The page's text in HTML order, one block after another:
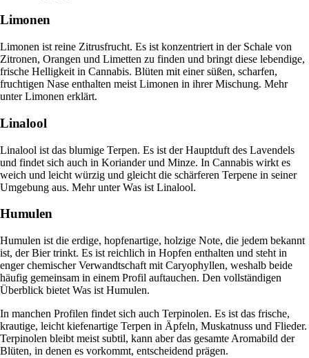
Limonen
Limonen ist reine Zitrusfrucht. Es ist konzentriert in der Schale von
Zitronen, Orangen und Limetten zu finden und bringt diese lebendige,
frische Helligkeit in Cannabis. Blüten mit einer süßen, scharfen,
fruchtigen Nase enthalten meist Limonen in ihrer Mischung. Mehr
unterLimonen erklärt.
Linalool
Linalool ist das blumige Terpen. Es ist der Hauptduft des Lavendels
und findet sich auch in Koriander und Minze. In Cannabis wirkt es
weich und leicht würzig und gleicht die schärferen Terpene in seiner
Umgebung aus. Mehr unterWas ist Linalool.
Humulen
Humulen ist die erdige, hopfenartige, holzige Note, die jedem bekannt
ist, der Bier trinkt. Es ist reichlich in Hopfen enthalten und steht in
enger chemischer Verwandtschaft mit Caryophyllen, weshalb beide
häufig gemeinsam in einem Profil auftauchen. Den vollständigen
Überblick bietet Was ist Humulen.
In manchen Profilen findet sich auch Terpinolen. Es ist das frische,
krautige, leicht kiefenartige Terpen in Äpfeln, Muskatnuss und Flieder.
Terpinolen bleibt meist subtil, kann aber das gesamte Aromabild der
Blüten, in denen es vorkommt, entscheidend prägen.